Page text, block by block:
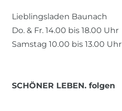
Lieblingsladen Baunach
Do. & Fr. 14.00 bis 18.00 Uhr
Samstag 10.00 bis 13.00 Uhr
SCHÖNER LEBEN. folgen